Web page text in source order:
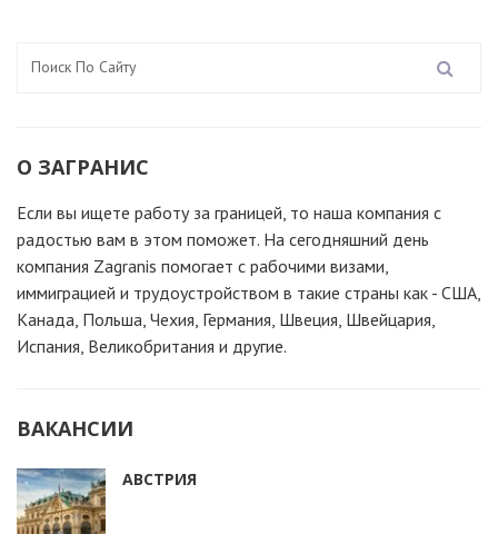
О ЗАГРАНИС
Если вы ищете работу за границей, то наша компания c
радостью вам в этом поможет. На сегодняшний день
компания Zagranis помогает с рабочими визами,
иммиграцией и трудоустройством в такие страны как - США,
Канада, Польша, Чехия, Германия, Швеция, Швейцария,
Испания, Великобритания и другие.
ВАКАНСИИ
АВСТРИЯ